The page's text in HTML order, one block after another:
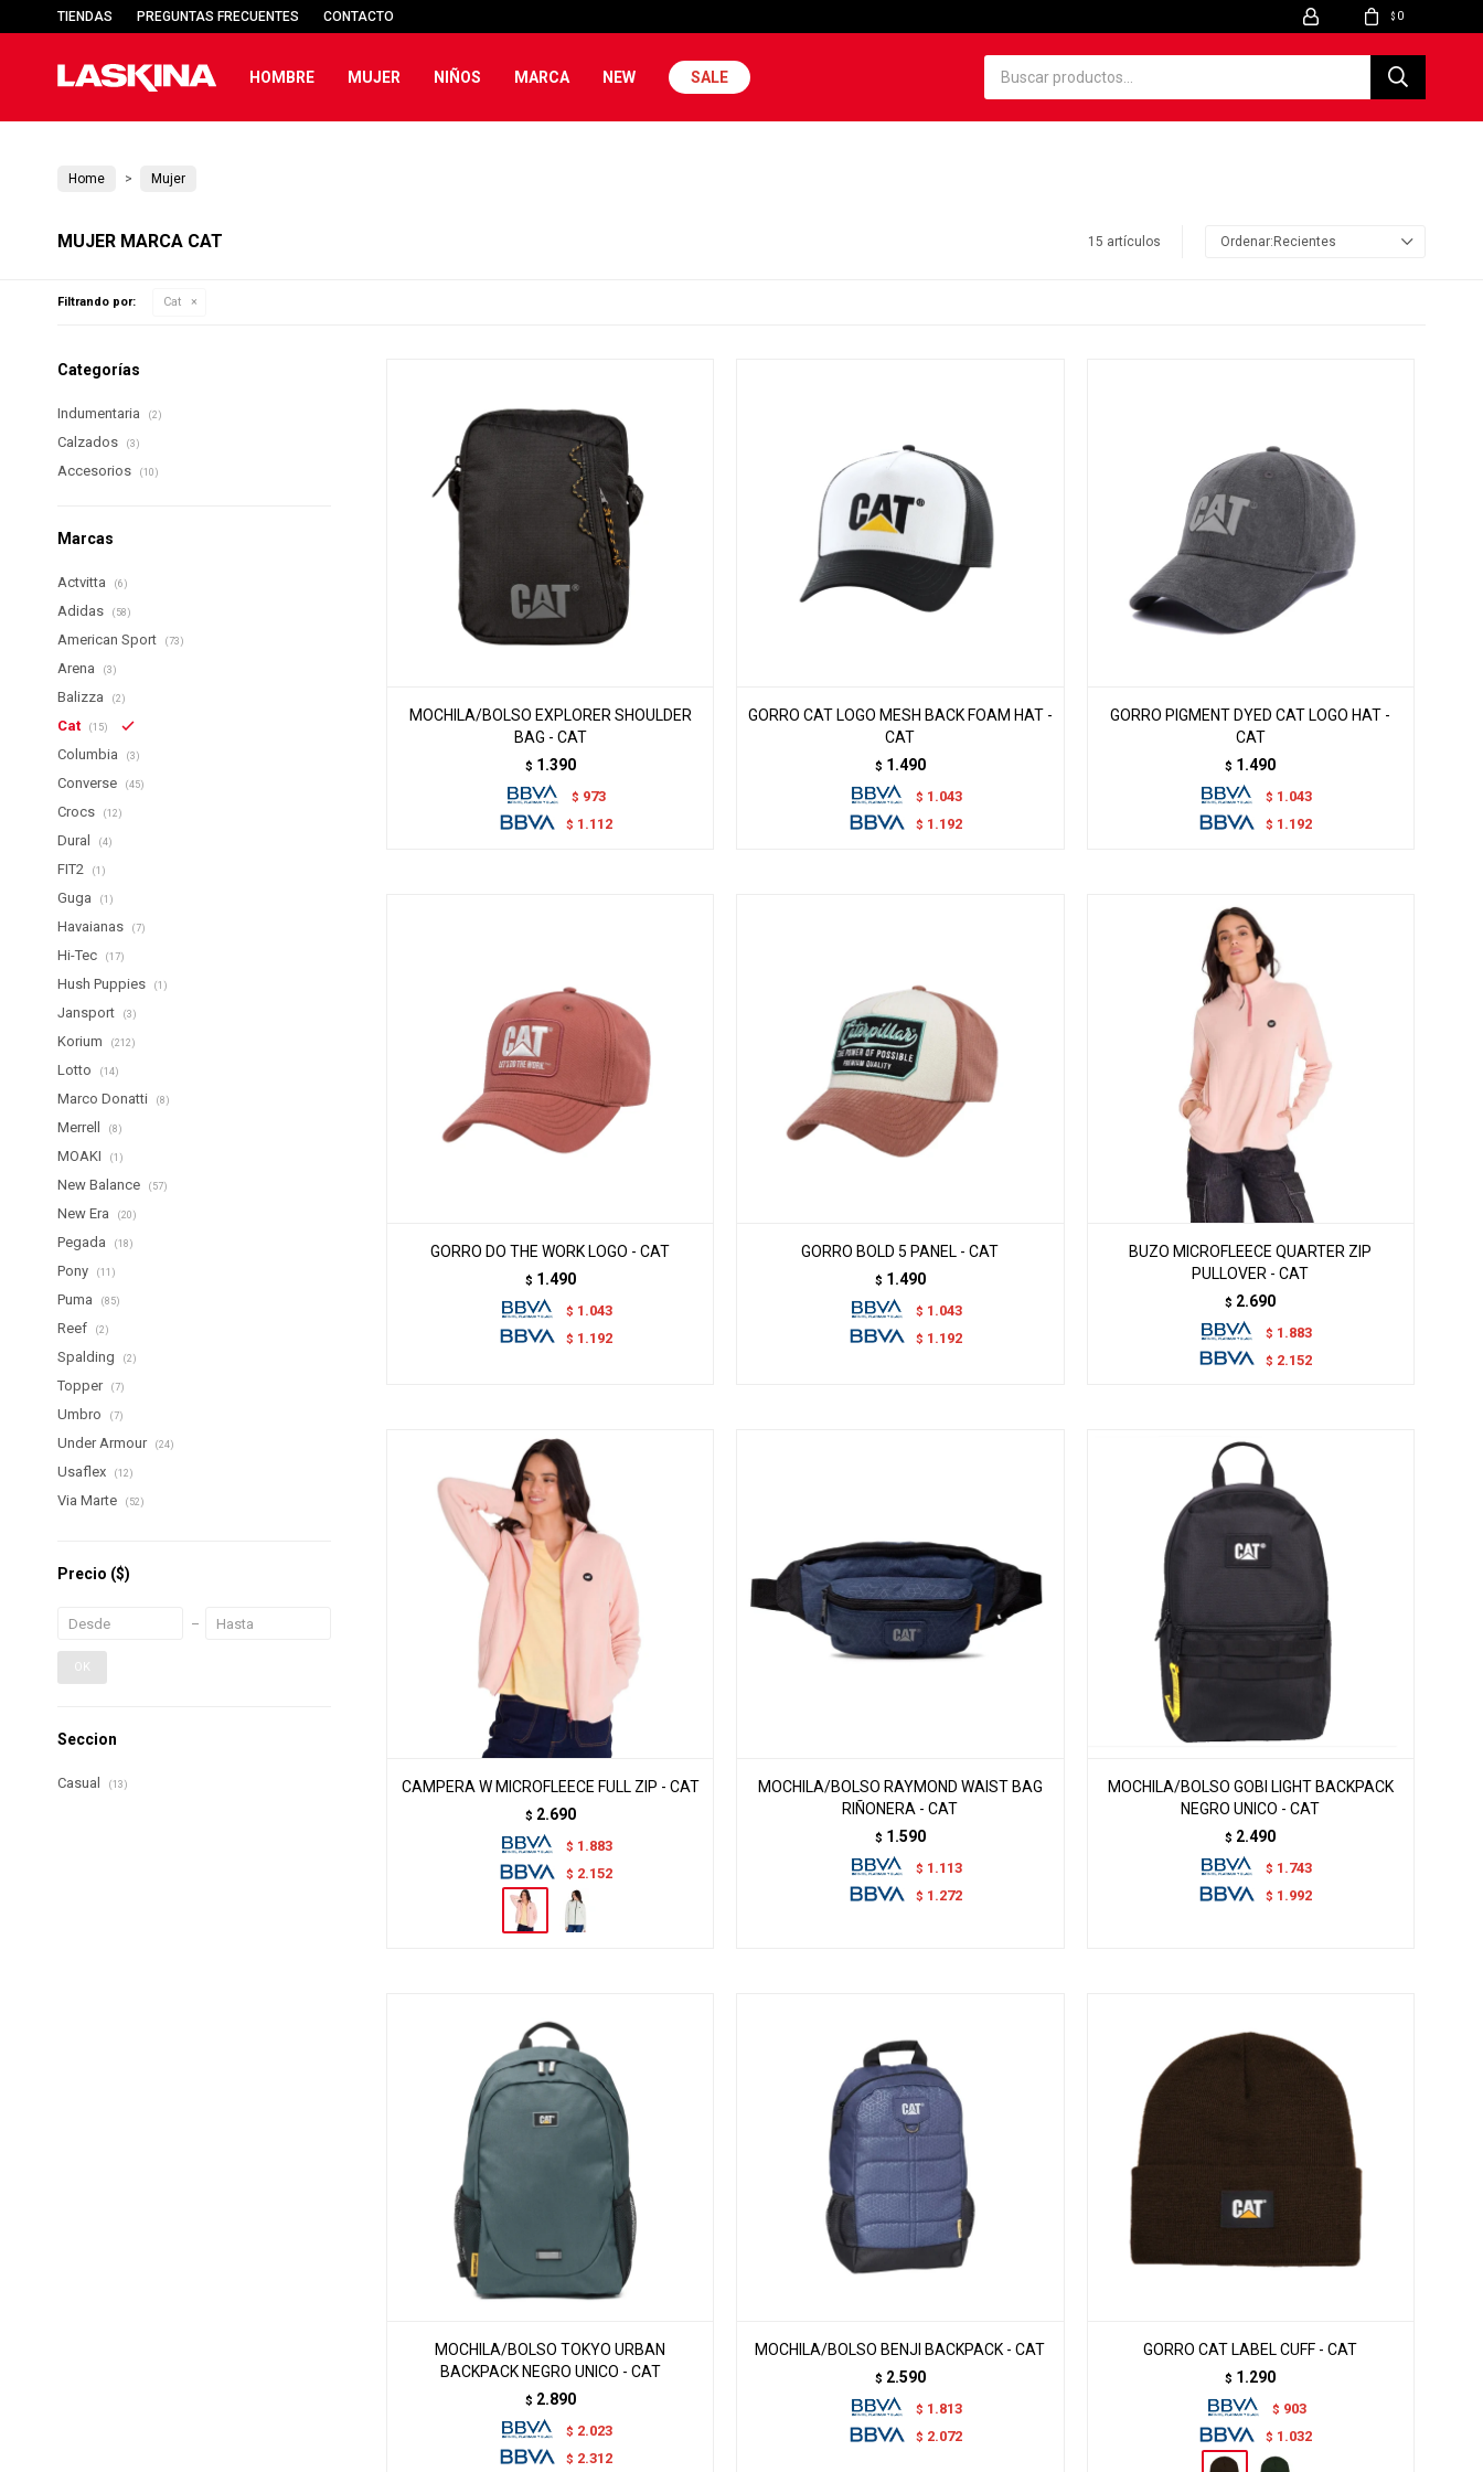
HOMBRE MUJER NIÑOS MARCA NEW SALE
$ 0
TIENDAS PREGUNTAS FRECUENTES CONTACTO
Home Mujer
MUJER MARCA CAT 15 artículos Recientes
Filtrando por: Cat
MOCHILA/BOLSO EXPLORER SHOULDER
BAG - CAT
$ 1.390
$ 973
$ 1.112
GORRO CAT LOGO MESH BACK FOAM HAT -
CAT
$ 1.490
$ 1.043
$ 1.192
GORRO PIGMENT DYED CAT LOGO HAT -
CAT
$ 1.490
$ 1.043
$ 1.192
GORRO DO THE WORK LOGO - CAT
$ 1.490
$ 1.043
$ 1.192
GORRO BOLD 5 PANEL - CAT
$ 1.490
$ 1.043
$ 1.192
BUZO MICROFLEECE QUARTER ZIP
PULLOVER - CAT
$ 2.690
$ 1.883
$ 2.152
CAMPERA W MICROFLEECE FULL ZIP - CAT
$ 2.690
$ 1.883
$ 2.152
MOCHILA/BOLSO RAYMOND WAIST BAG
RIÑONERA - CAT
$ 1.590
$ 1.113
$ 1.272
MOCHILA/BOLSO GOBI LIGHT BACKPACK
NEGRO UNICO - CAT
$ 2.490
$ 1.743
$ 1.992
MOCHILA/BOLSO TOKYO URBAN
BACKPACK NEGRO UNICO - CAT
$ 2.890
$ 2.023
$ 2.312
MOCHILA/BOLSO BENJI BACKPACK - CAT
$ 2.590
$ 1.813
$ 2.072
GORRO CAT LABEL CUFF - CAT
$ 1.290
$ 903
$ 1.032
Categorías
Indumentaria (2)
Calzados (3)
Accesorios (10)
Marcas
Actvitta (6)
Adidas (58)
American Sport (73)
Arena (3)
Balizza (2)
Cat (15)
Columbia (3)
Converse (45)
Crocs (12)
Dural (4)
FIT2 (1)
Guga (1)
Havaianas (7)
Hi-Tec (17)
Hush Puppies (1)
Jansport (3)
Korium (212)
Lotto (14)
Marco Donatti (8)
Merrell (8)
MOAKI (1)
New Balance (57)
New Era (20)
Pegada (18)
Pony (11)
Puma (85)
Reef (2)
Spalding (2)
Topper (7)
Umbro (7)
Under Armour (24)
Usaflex (12)
Via Marte (52)
Precio ($)
OK
Seccion
Casual (13)